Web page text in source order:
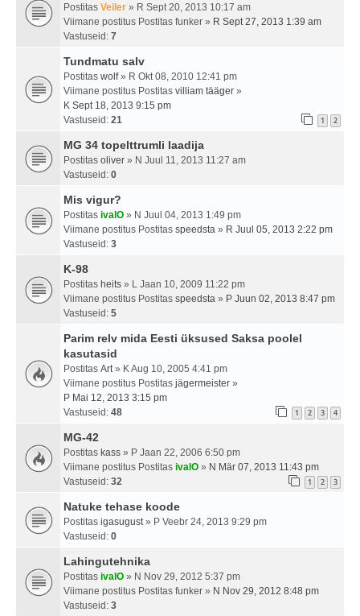
Postitas Veiler » R Sept 20, 2013 10:17 am
Viimane postitus Postitas funker » R Sept 27, 2013 1:39 am
Vastuseid: 7
Tundmatu salv
Postitas wolf» R Okt 08, 2010 12:41 pm
Viimane postitus Postitas villiam tääger »
K Sept 18, 2013 9:15 pm
Vastuseid: 21 1 2
MG 34 topelttrumli laadija
Postitas oliver » N Juul 11, 2013 11:27 am
Vastuseid: 0
Mis vigur?
Postitas ivalO » N Juul 04, 2013 1:49 pm
Viimane postitus Postitas speedsta » R Juul 05, 2013 2:22 pm
Vastuseid: 3
K-98
Postitas heits » L Jaan 10, 2009 11:22 pm
Viimane postitus Postitas speedsta » P Juun 02, 2013 8:47 pm
Vastuseid: 5
Parim relv mida Eesti üksused Saksa poolel
kasutasid
Postitas Art» K Aug 10, 2005 4:41 pm
Viimane postitus Postitas jägermeister »
P Mai 12, 2013 3:15 pm
Vastuseid: 48 1 2 3 4
MG-42
Postitas kass » P Jaan 22, 2006 6:50 pm
Viimane postitus Postitas ivalO » N Mär 07, 2013 11:43 pm
Vastuseid: 32 1 2 3
Natuke tehase koode
Postitas igasugust» P Veebr 24, 2013 9:29 pm
Vastuseid: 0
Lahingutehnika
Postitas ivalO » N Nov 29, 2012 5:37 pm
Viimane postitus Postitas funker » N Nov 29, 2012 8:48 pm
Vastuseid: 3